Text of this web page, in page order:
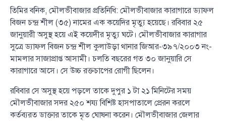
তিমির বনিক, মৌলভীবাজার প্রতিনিধি: মৌলভীবাজার কারাগারে ড্যাফল
বিজন চন্দ্র শীল (৩৫) নামের এক কয়েদির মৃত্যু হয়েছে। রবিবার ২৫
জানুয়ারী অসুস্থ হয়ে এই কয়েদীর মৃত্যু ঘটে। মৌলভীবাজার কারাগার
সুত্রে ড্যাফল বিজন চন্দ্র শীল কুলাউড়া থানার জিআর-৩৯৭/২০০৩ নং-
মামলার সাজাপ্রাপ্ত আসামী। চলতি বছরের গত ৩০ জানুয়ারি সে
কারাগারে আসে। সে উচ্চ রক্তচাপের রোগী ছিলেন।
রবিবার সে অসুস্থ হয়ে পড়লে তাকে দুপুর ১ টা ২১ মিনিটের সময়
মৌলভীবাজার সদর ২৫০ শয্য বিশিষ্ট হাসপাতালে প্রেরন করলে
কর্তব্যরত ডাক্তার তাকে মৃত ঘোষনা করেন। মৌলভীবাজার জেলার